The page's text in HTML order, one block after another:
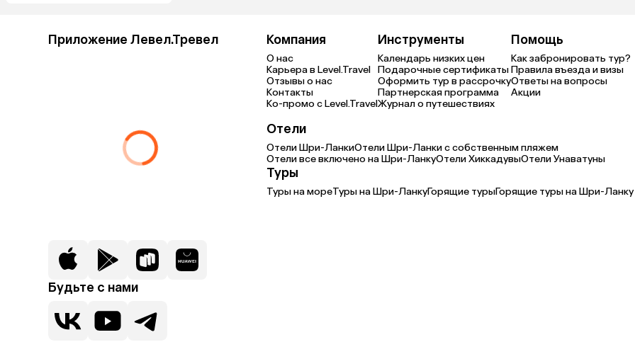
Приложение Левел.Тревел
Будьте с нами
Компания
О нас
Карьера в Level.Travel
Отзывы о нас
Контакты
Ко-промо с Level.Travel
Инструменты
Календарь низких цен
Подарочные сертификаты
Оформить тур в рассрочку
Партнерская программа
Журнал о путешествиях
Помощь
Как забронировать тур?
Правила въезда и визы
Ответы на вопросы
Акции
Отели
Отели Шри-ЛанкиОтели Шри-Ланки с собственным пляжем
Отели все включено на Шри-ЛанкуОтели ХиккадувыОтели Унаватуны
Туры
Туры на мореТуры на Шри-ЛанкуГорящие турыГорящие туры на Шри-Ланку